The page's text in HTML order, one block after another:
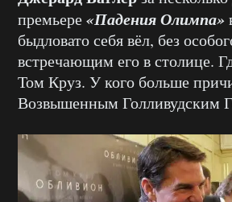
премьере«Падения Олимпа»
быдловато себя вёл, без
встречающим его в столице.
Том Круз. У кого больше
Возвышенным Голливудским